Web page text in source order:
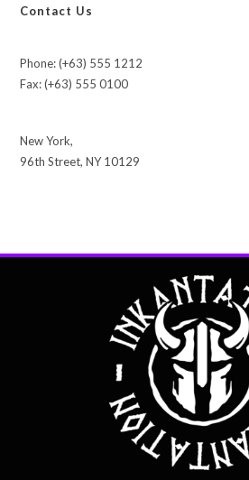
Contact Us
Phone: (+63) 555 1212
Fax: (+63) 555 0100
New York,
96th Street, NY 10129